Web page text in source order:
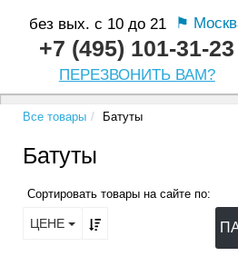
без вых. с 10 до 21 ⚑
+7 (495) 101-31-23
ПЕРЕЗВОНИТЬ ВАМ?
Все товары Батуты
Батуты
Сортировать товары на сайте по:
ЦЕНЕ